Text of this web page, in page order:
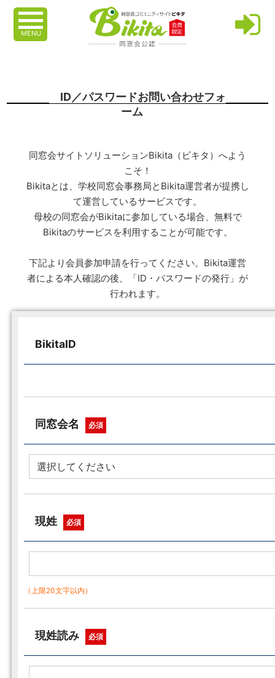
MENU
ID／パスワードお問い合わせフォ
ーム
同窓会サイトソリューションBikita（ビキタ）へよう
こそ！
Bikitaとは、学校同窓会事務局とBikita運営者が提携し
て運営しているサービスです。
母校の同窓会がBikitaに参加している場合、無料で
Bikitaのサービスを利用することが可能です。
下記より会員参加申請を行ってください。Bikita運営
者による本人確認の後、「ID・パスワードの発行」が
行われます。
BikitaID
同窓会名 必須
現姓 必須
（上限20文字以内）
現姓読み 必須